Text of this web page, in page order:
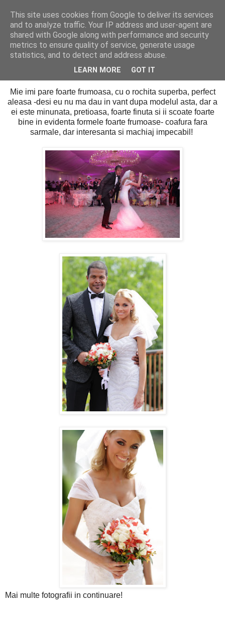
PentruDive.ro
duminică, 5 iunie 2011
Cum va place mireasa lui Cabral?
Mie imi pare foarte frumoasa, cu o rochita superba, perfect
aleasa -desi eu nu ma dau in vant dupa modelul asta, dar a
ei este minunata, pretioasa, foarte finuta si ii scoate foarte
bine in evidenta formele foarte frumoase- coafura fara
sarmale, dar interesanta si machiaj impecabil!
Mai multe fotografii in continuare!
This site uses cookies from Google to deliver its services
and to analyze traffic. Your IP address and user-agent are
shared with Google along with performance and security
metrics to ensure quality of service, generate usage
statistics, and to detect and address abuse.
LEARN MORE GOT IT